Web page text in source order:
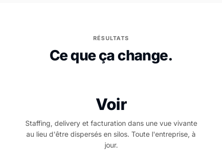
RÉSULTATS
Ce que ça change.
Voir
Staffing, delivery et facturation dans une vue vivante
au lieu d'être dispersés en silos. Toute l'entreprise, à
jour.